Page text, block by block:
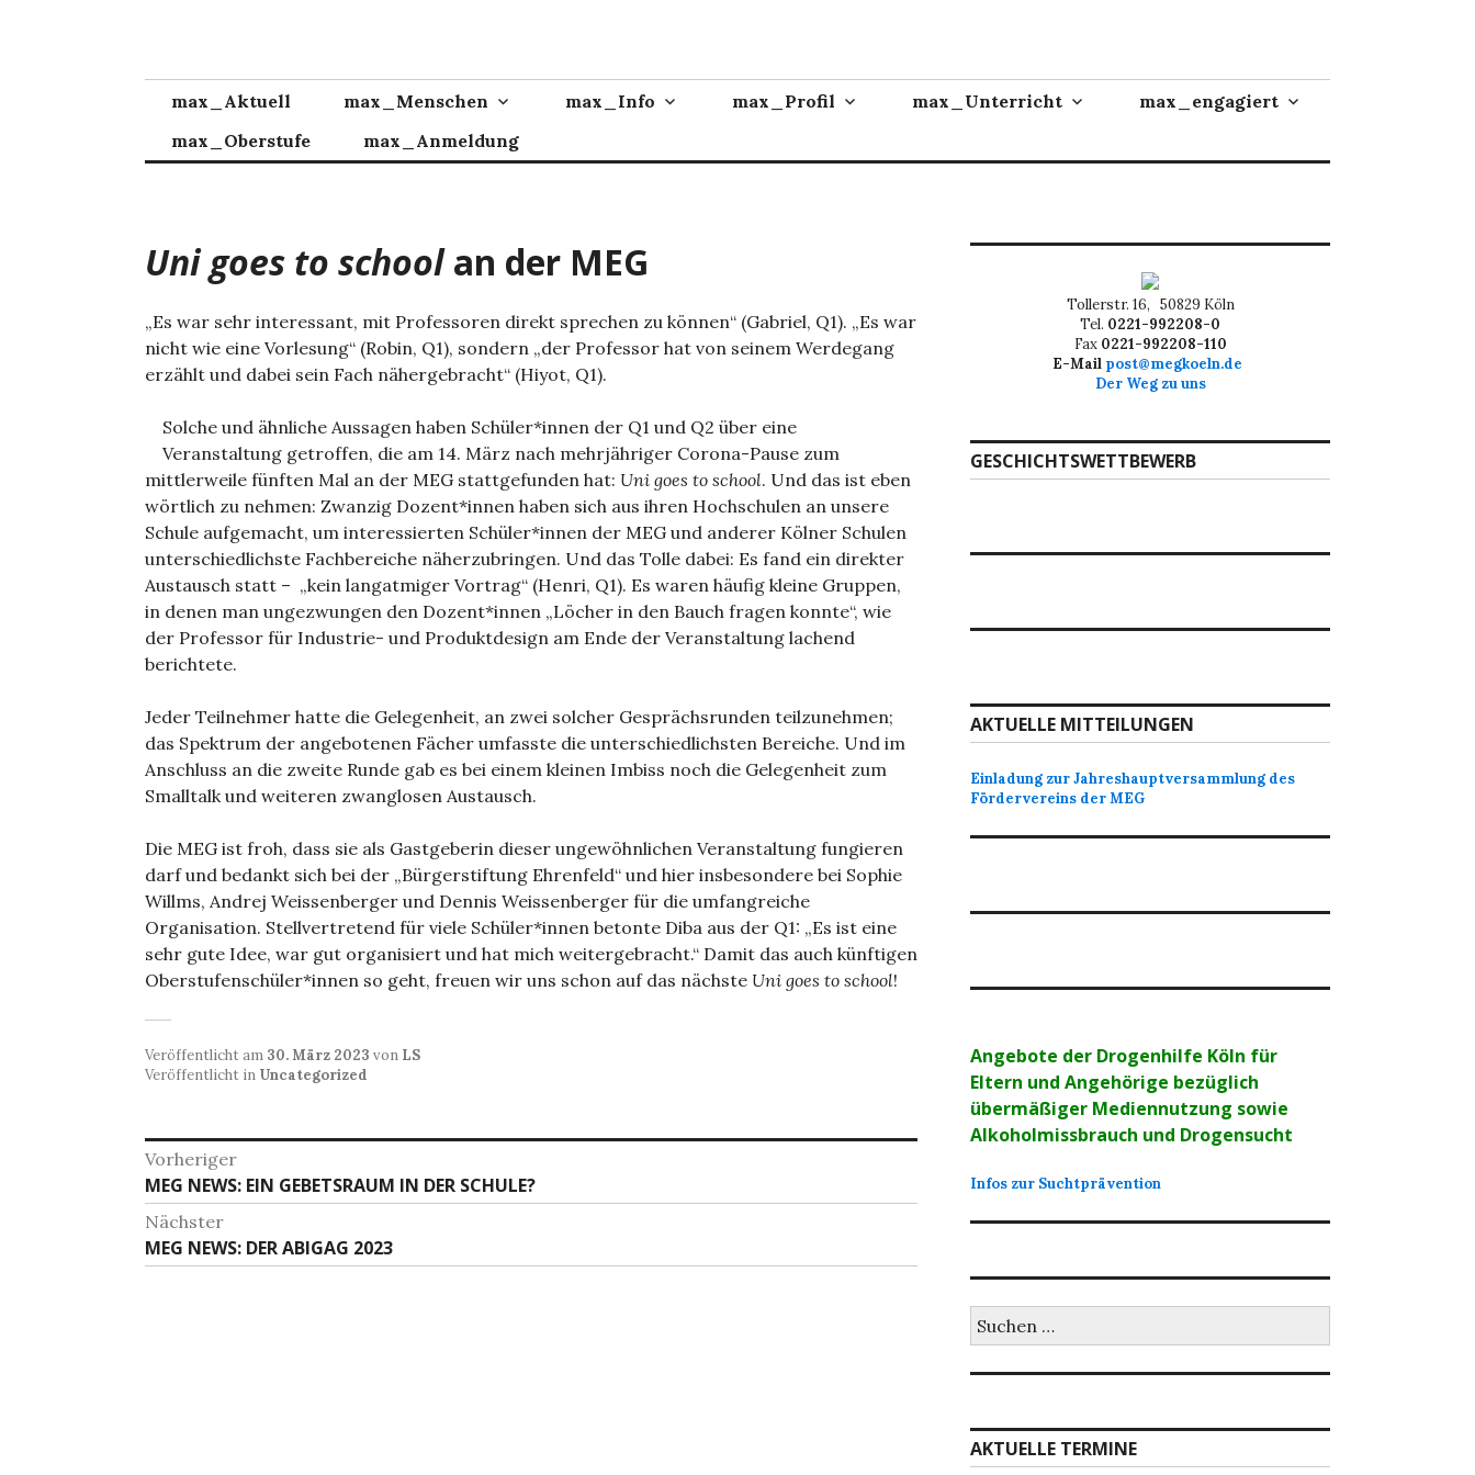
max_Aktuell
max_Menschen max_Info max_Profil max_Unterricht
max_engagiert
max_Oberstufe
max_Anmeldung
Uni goes to schoolan der MEG
„Es war sehr interessant, mit Professoren direkt sprechen zu können“ (Gabriel, Q1). „Es war
nicht wie eine Vorlesung“ (Robin, Q1), sondern „der Professor hat von seinem Werdegang
erzählt und dabei sein Fach nähergebracht“ (Hiyot, Q1).
Solche und ähnliche Aussagen haben Schüler*innen der Q1 und Q2 über eine
Veranstaltung getroffen, die am 14. März nach mehrjähriger Corona-Pause zum
mittlerweile fünften Mal an der MEG stattgefunden hat: Uni goes to school. Und das ist eben
wörtlich zu nehmen: Zwanzig Dozent*innen haben sich aus ihren Hochschulen an unsere
Schule aufgemacht, um interessierten Schüler*innen der MEG und anderer Kölner Schulen
unterschiedlichste Fachbereiche näherzubringen. Und das Tolle dabei: Es fand ein direkter
Austausch statt – „kein langatmiger Vortrag“ (Henri, Q1). Es waren häufig kleine Gruppen,
in denen man ungezwungen den Dozent*innen „Löcher in den Bauch fragen konnte“, wie
der Professor für Industrie- und Produktdesign am Ende der Veranstaltung lachend
berichtete.
Jeder Teilnehmer hatte die Gelegenheit, an zwei solcher Gesprächsrunden teilzunehmen;
das Spektrum der angebotenen Fächer umfasste die unterschiedlichsten Bereiche. Und im
Anschluss an die zweite Runde gab es bei einem kleinen Imbiss noch die Gelegenheit zum
Smalltalk und weiteren zwanglosen Austausch.
Die MEG ist froh, dass sie als Gastgeberin dieser ungewöhnlichen Veranstaltung fungieren
darf und bedankt sich bei der „Bürgerstiftung Ehrenfeld“ und hier insbesondere bei Sophie
Willms, Andrej Weissenberger und Dennis Weissenberger für die umfangreiche
Organisation. Stellvertretend für viele Schüler*innen betonte Diba aus der Q1: „Es ist eine
sehr gute Idee, war gut organisiert und hat mich weitergebracht.“ Damit das auch künftigen
Oberstufenschüler*innen so geht, freuen wir uns schon auf das nächste Uni goes to school!
Veröffentlicht am 30. März 2023 von LS
Veröffentlicht in Uncategorized
Beitragsnavigation
Vorheriger
Vorheriger
Beitrag:
MEG NEWS: EIN GEBETSRAUM IN DER SCHULE?
Nächster
Nächster
Beitrag:
MEG NEWS: DER ABIGAG 2023
Tollerstr. 16, 50829 Köln
Tel. 0221-992208-0
Fax 0221-992208-110
E-Mail post@megkoeln.de
Der Weg zu uns
GESCHICHTSWETTBEWERB
AKTUELLE MITTEILUNGEN
Einladung zur Jahreshauptversammlung des
Fördervereins der MEG
Angebote der Drogenhilfe Köln für
Eltern und Angehörige bezüglich
übermäßiger Mediennutzung sowie
Alkoholmissbrauch und Drogensucht
Infos zur Suchtprävention
nach:
AKTUELLE TERMINE